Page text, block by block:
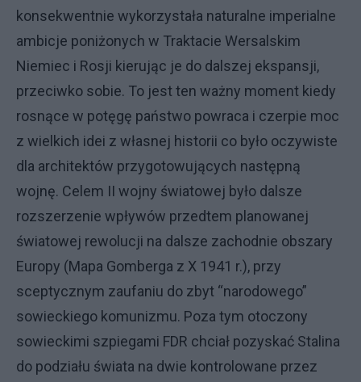
konsekwentnie wykorzystała naturalne imperialne
ambicje poniżonych w Traktacie Wersalskim
Niemiec i Rosji kierując je do dalszej ekspansji,
przeciwko sobie. To jest ten ważny moment kiedy
rosnące w potęgę państwo powraca i czerpie moc
z wielkich idei z własnej historii co było oczywiste
dla architektów przygotowujących następną
wojnę. Celem II wojny światowej było dalsze
rozszerzenie wpływów przedtem planowanej
światowej rewolucji na dalsze zachodnie obszary
Europy (Mapa Gomberga z X 1941 r.), przy
sceptycznym zaufaniu do zbyt “narodowego”
sowieckiego komunizmu. Poza tym otoczony
sowieckimi szpiegami FDR chciał pozyskać Stalina
do podziału świata na dwie kontrolowane przez